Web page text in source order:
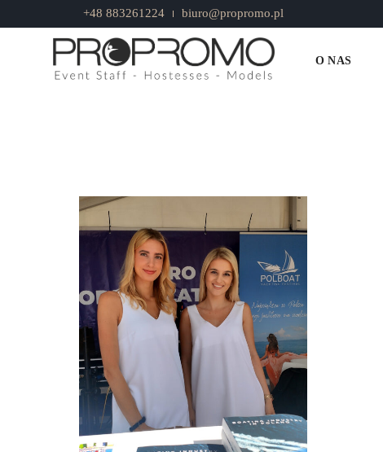
+48 883261224 biuro@propromo.pl
O NAS
OBSŁUGA VIP